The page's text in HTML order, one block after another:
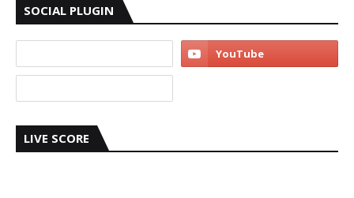
SOCIAL PLUGIN
LIVE SCORE